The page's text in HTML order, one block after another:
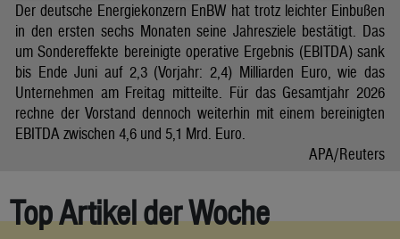
Der deutsche Energiekonzern EnBW hat trotz leichter Einbußen
in den ersten sechs Monaten seine Jahresziele bestätigt. Das
um Sondereffekte bereinigte operative Ergebnis (EBITDA) sank
bis Ende Juni auf 2,3 (Vorjahr: 2,4) Milliarden Euro, wie das
Unternehmen am Freitag mitteilte. Für das Gesamtjahr 2026
rechne der Vorstand dennoch weiterhin mit einem bereinigten
EBITDA zwischen 4,6 und 5,1 Mrd. Euro.
APA/Reuters
Top Artikel der Woche